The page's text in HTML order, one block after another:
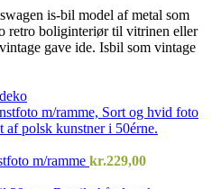
m/ramme kr.229,00